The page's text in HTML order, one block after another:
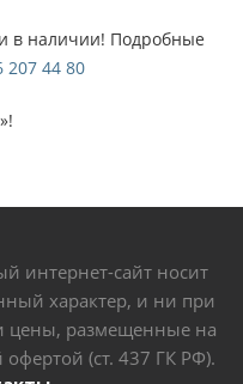
в наличии! Подробные
207 44 80
интернет-сайт носит
характер, и ни при
цены, размещенные на
(ст. 437 ГК РФ).